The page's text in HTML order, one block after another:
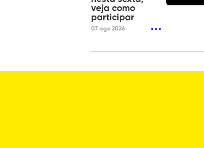
veja como
participar
07 ago 2026